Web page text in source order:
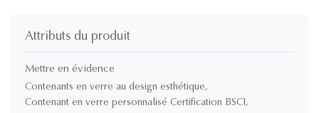
Attributs du produit
Mettre en évidence
Contenants en verre au design esthétique,
Contenant en verre personnalisé Certification BSCI,